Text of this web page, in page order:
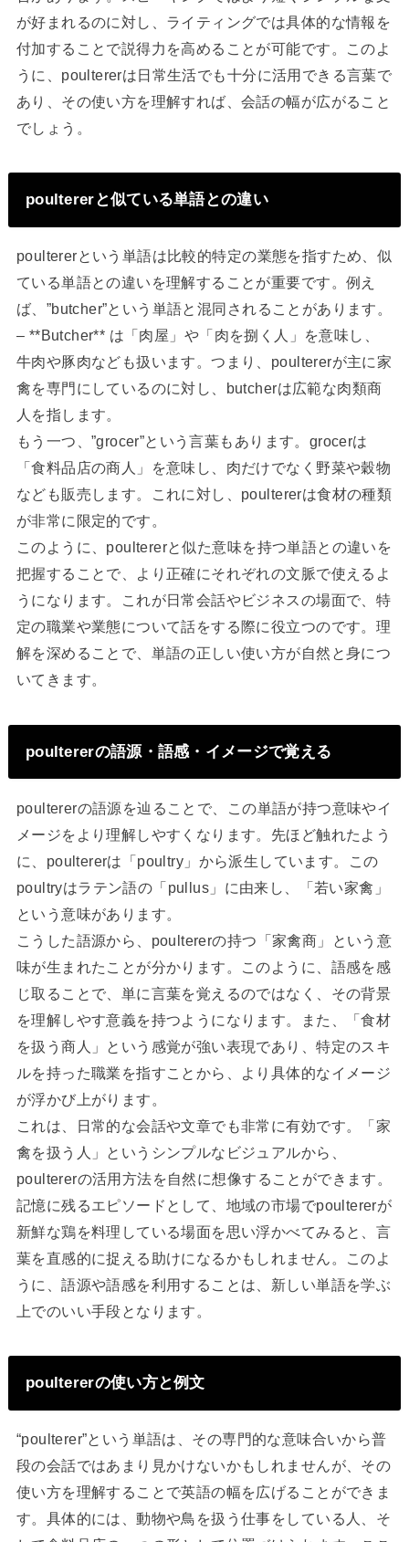
が好まれるのに対し、ライティングでは具体的な情報を
付加することで説得力を高めることが可能です。このよ
うに、poultererは日常生活でも十分に活用できる言葉で
あり、その使い方を理解すれば、会話の幅が広がること
でしょう。
poultererと似ている単語との違い
poultererという単語は比較的特定の業態を指すため、似
ている単語との違いを理解することが重要です。例え
ば、”butcher”という単語と混同されることがあります。
– **Butcher** は「肉屋」や「肉を捌く人」を意味し、
牛肉や豚肉なども扱います。つまり、poultererが主に家
禽を専門にしているのに対し、butcherは広範な肉類商
人を指します。
もう一つ、”grocer”という言葉もあります。grocerは
「食料品店の商人」を意味し、肉だけでなく野菜や穀物
なども販売します。これに対し、poultererは食材の種類
が非常に限定的です。
このように、poultererと似た意味を持つ単語との違いを
把握することで、より正確にそれぞれの文脈で使えるよ
うになります。これが日常会話やビジネスの場面で、特
定の職業や業態について話をする際に役立つのです。理
解を深めることで、単語の正しい使い方が自然と身につ
いてきます。
poultererの語源・語感・イメージで覚える
poultererの語源を辿ることで、この単語が持つ意味やイ
メージをより理解しやすくなります。先ほど触れたよう
に、poultererは「poultry」から派生しています。この
poultryはラテン語の「pullus」に由来し、「若い家禽」
という意味があります。
こうした語源から、poultererの持つ「家禽商」という意
味が生まれたことが分かります。このように、語感を感
じ取ることで、単に言葉を覚えるのではなく、その背景
を理解しやす意義を持つようになります。また、「食材
を扱う商人」という感覚が強い表現であり、特定のスキ
ルを持った職業を指すことから、より具体的なイメージ
が浮かび上がります。
これは、日常的な会話や文章でも非常に有効です。「家
禽を扱う人」というシンプルなビジュアルから、
poultererの活用方法を自然に想像することができます。
記憶に残るエピソードとして、地域の市場でpoultererが
新鮮な鶏を料理している場面を思い浮かべてみると、言
葉を直感的に捉える助けになるかもしれません。このよ
うに、語源や語感を利用することは、新しい単語を学ぶ
上でのいい手段となります。
poultererの使い方と例文
“poulterer”という単語は、その専門的な意味合いから普
段の会話ではあまり見かけないかもしれませんが、その
使い方を理解することで英語の幅を広げることができま
す。具体的には、動物や鳥を扱う仕事をしている人、そ